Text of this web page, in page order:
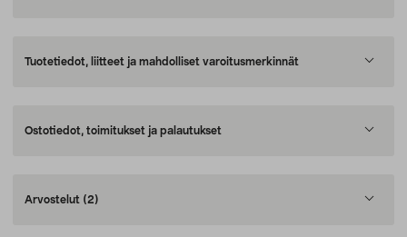
Tuotetiedot, liitteet ja mahdolliset varoitusmerkinnät
Ostotiedot, toimitukset ja palautukset
Arvostelut (2)